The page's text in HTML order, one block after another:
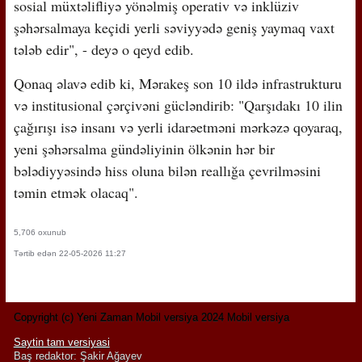
sosial müxtəlifliyə yönəlmiş operativ və inklüziv
şəhərsalmaya keçidi yerli səviyyədə geniş yaymaq vaxt
tələb edir", - deyə o qeyd edib.
Qonaq əlavə edib ki, Mərakeş son 10 ildə infrastrukturu
və institusional çərçivəni gücləndirib: "Qarşıdakı 10 ilin
çağırışı isə insanı və yerli idarəetməni mərkəzə qoyaraq,
yeni şəhərsalma gündəliyinin ölkənin hər bir
bələdiyyəsində hiss oluna bilən reallığa çevrilməsini
təmin etmək olacaq".
5,706 oxunub
Tərtib edən 22-05-2026 11:27
Copyright (c) Yeni Zaman Mobil versiya 2024 Mobil versiya
Saytin tam versiyasi
Baş redaktor: Şakir Ağayev